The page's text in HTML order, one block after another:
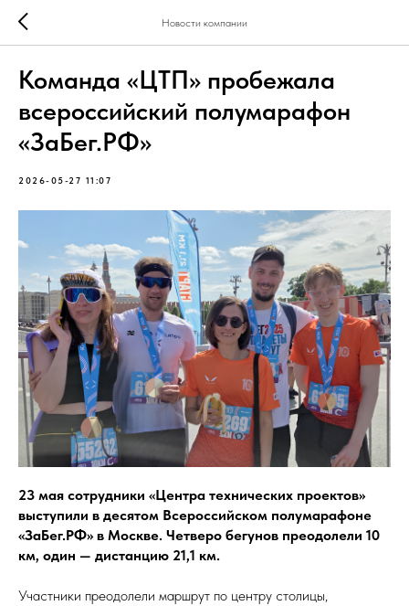
Новости компании
Команда «ЦТП» пробежала
всероссийский полумарафон
«ЗаБег.РФ»
2026-05-27 11:07
23 мая сотрудники «Центра технических проектов»
выступили в десятом Всероссийском полумарафоне
«ЗаБег.РФ» в Москве. Четверо бегунов преодолели 10
км, один — дистанцию 21,1 км.
Участники преодолели маршрут по центру столицы,